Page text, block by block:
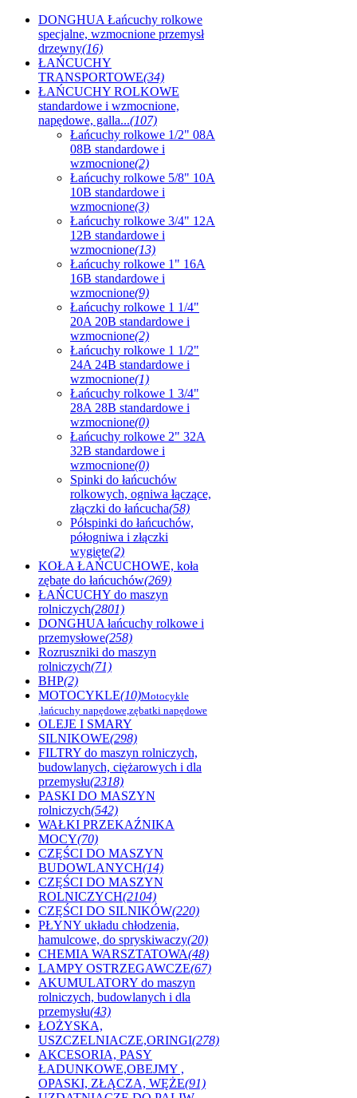
DONGHUA Łańcuchy rolkowe
specjalne, wzmocnione przemysł
drzewny(16)
ŁAŃCUCHY
TRANSPORTOWE(34)
ŁAŃCUCHY ROLKOWE
standardowe i wzmocnione,
napędowe, galla...(107)
Łańcuchy rolkowe 1/2" 08A
08B standardowe i
wzmocnione(2)
Łańcuchy rolkowe 5/8" 10A
10B standardowe i
wzmocnione(3)
Łańcuchy rolkowe 3/4" 12A
12B standardowe i
wzmocnione(13)
Łańcuchy rolkowe 1" 16A
16B standardowe i
wzmocnione(9)
Łańcuchy rolkowe 1 1/4"
20A 20B standardowe i
wzmocnione(2)
Łańcuchy rolkowe 1 1/2"
24A 24B standardowe i
wzmocnione(1)
Łańcuchy rolkowe 1 3/4"
28A 28B standardowe i
wzmocnione(0)
Łańcuchy rolkowe 2" 32A
32B standardowe i
wzmocnione(0)
Spinki do łańcuchów
rolkowych, ogniwa łączące,
złączki do łańcucha(58)
Półspinki do łańcuchów,
półogniwa i złączki
wygięte(2)
KOŁA ŁAŃCUCHOWE, koła
zębate do łańcuchów(269)
ŁAŃCUCHY do maszyn
rolniczych(2801)
DONGHUA łańcuchy rolkowe i
przemysłowe(258)
Rozruszniki do maszyn
rolniczych(71)
BHP(2)
MOTOCYKLE(10)Motocykle
,łańcuchy napędowe,zębatki napędowe
OLEJE I SMARY
SILNIKOWE(298)
FILTRY do maszyn rolniczych,
budowlanych, ciężarowych i dla
przemysłu(2318)
PASKI DO MASZYN
rolniczych(542)
WAŁKI PRZEKAŹNIKA
MOCY(70)
CZĘŚCI DO MASZYN
BUDOWLANYCH(14)
CZĘŚCI DO MASZYN
ROLNICZYCH(2104)
CZĘŚCI DO SILNIKÓW(220)
PŁYNY układu chłodzenia,
hamulcowe, do spryskiwaczy(20)
CHEMIA WARSZTATOWA(48)
LAMPY OSTRZEGAWCZE(67)
AKUMULATORY do maszyn
rolniczych, budowlanych i dla
przemysłu(43)
ŁOŻYSKA,
USZCZELNIACZE,ORINGI(278)
AKCESORIA, PASY
ŁADUNKOWE,OBEJMY ,
OPASKI, ZŁĄCZA, WĘŻE(91)